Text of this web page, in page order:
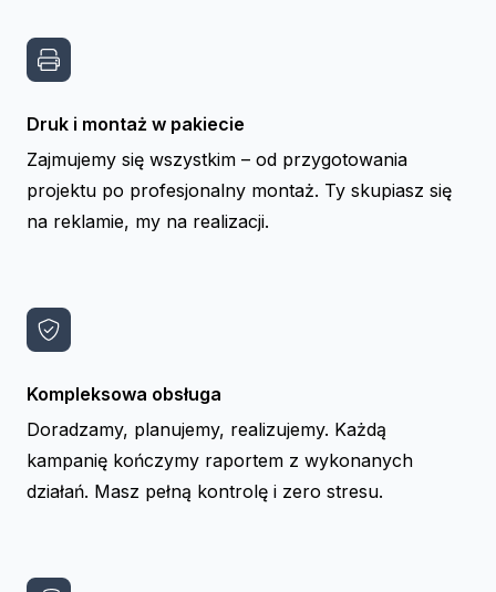
Druk i montaż w pakiecie
Zajmujemy się wszystkim – od przygotowania
projektu po profesjonalny montaż. Ty skupiasz się
na reklamie, my na realizacji.
Kompleksowa obsługa
Doradzamy, planujemy, realizujemy. Każdą
kampanię kończymy raportem z wykonanych
działań. Masz pełną kontrolę i zero stresu.